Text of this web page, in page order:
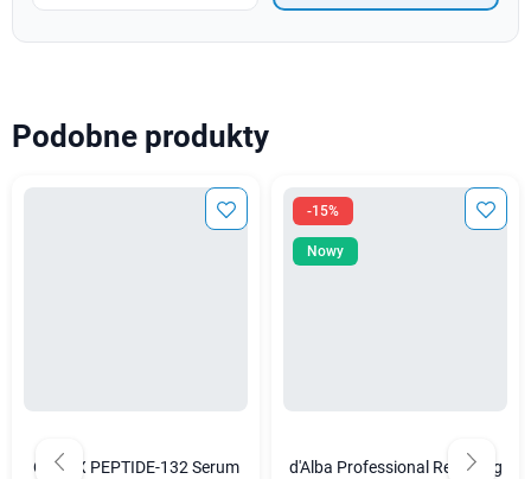
Podobne produkty
COSRX PEPTIDE-132 Serum
-15%
Nowy
d'Alba Professional Repairing